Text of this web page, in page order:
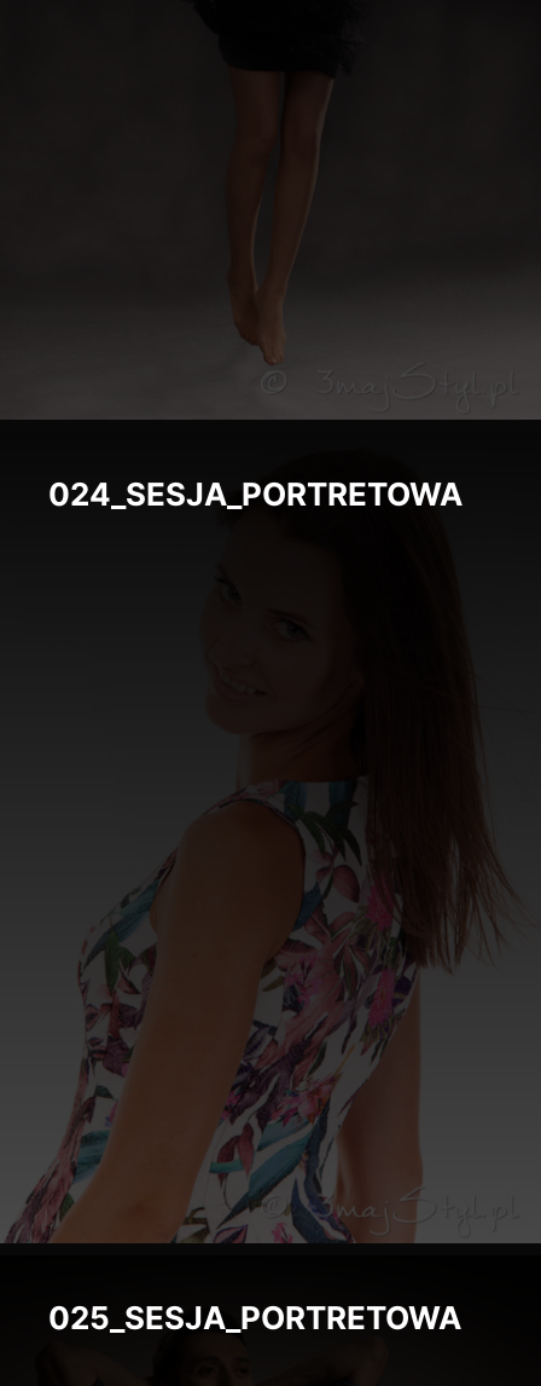
024_SESJA_PORTRETOWA
025_SESJA_PORTRETOWA